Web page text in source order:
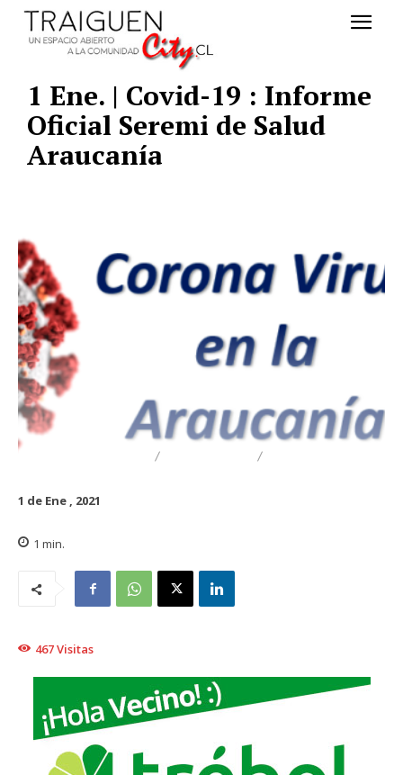
1 Ene. | Covid-19 : Informe
Oficial Seremi de Salud
Araucanía
1 de Ene , 2021
1 min.
467Visitas